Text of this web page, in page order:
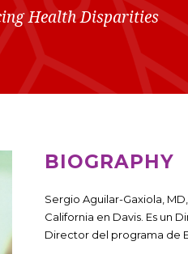
Health Disparities
BIOGRAPHY
Sergio Aguilar-Gaxiola,
California en Davis. Es un
Director del programa de